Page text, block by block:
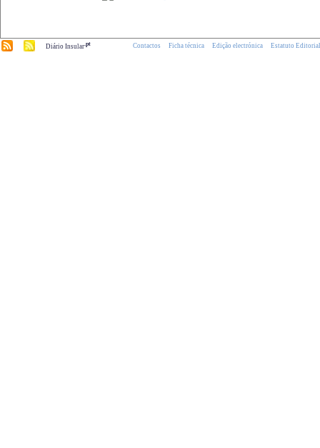
Diário Insular.pt Contactos Ficha técnica Edição electrónica Estatuto Editorial